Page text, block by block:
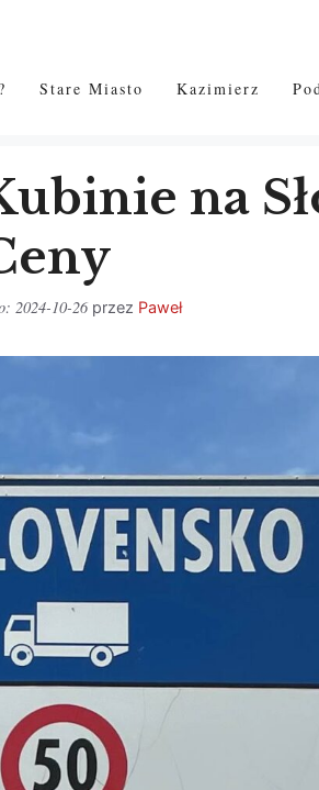
Stare Miasto Kazimierz
na
2024-10-26 przez Paweł